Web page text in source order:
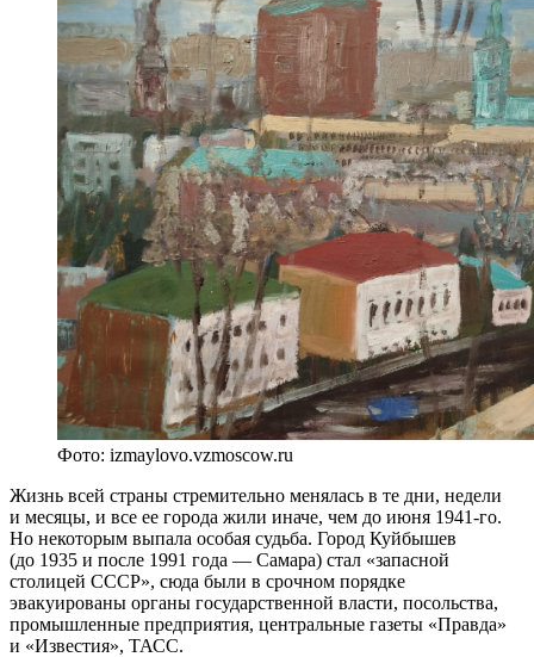
Фото: izmaylovo.vzmoscow.ru
Жизнь всей страны стремительно менялась в те дни, недели
и месяцы, и все ее города жили иначе, чем до июня 1941-го.
Но некоторым выпала особая судьба. Город Куйбышев
(до 1935 и после 1991 года — Самара) стал «запасной
столицей СССР», сюда были в срочном порядке
эвакуированы органы государственной власти, посольства,
промышленные предприятия, центральные газеты «Правда»
и «Известия», ТАСС.